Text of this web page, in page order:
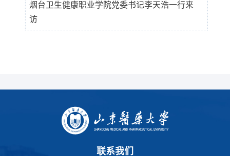
烟台卫生健康职业学院党委书记李天浩一行来
访
联系我们